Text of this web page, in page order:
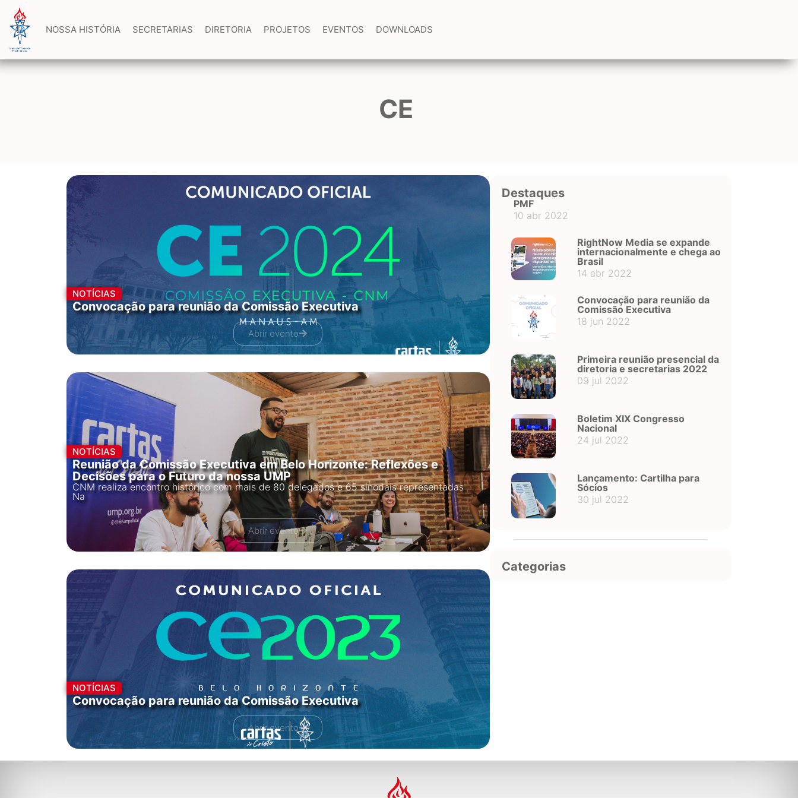
NOSSA HISTÓRIA SECRETARIAS DIRETORIA PROJETOS EVENTOS DOWNLOADS
CE
NOTÍCIAS
Convocação para reunião da Comissão Executiva
Abrir evento
NOTÍCIAS
Reunião da Comissão Executiva em Belo Horizonte: Reflexões e
Decisões para o Futuro da nossa UMP
CNM realiza encontro histórico com mais de 80 delegados e 65 sinodais representadas
Na
Abrir evento
NOTÍCIAS
Convocação para reunião da Comissão Executiva
Abrir evento
Destaques
PMF
10 abr 2022
RightNow Media se expande
internacionalmente e chega ao
Brasil
14 abr 2022
Convocação para reunião da
Comissão Executiva
18 jun 2022
Primeira reunião presencial da
diretoria e secretarias 2022
09 jul 2022
Boletim XIX Congresso
Nacional
24 jul 2022
Lançamento: Cartilha para
Sócios
30 jul 2022
Categorias